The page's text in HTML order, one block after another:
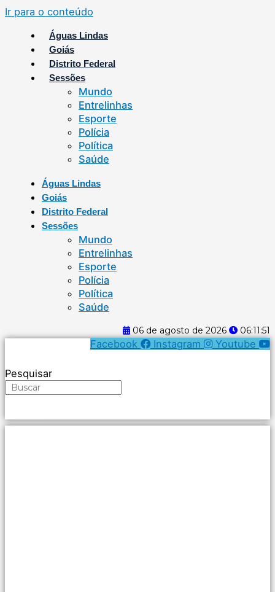
Ir para o conteúdo
Águas Lindas
Goiás
Distrito Federal
Sessões
Mundo
Entrelinhas
Esporte
Polícia
Política
Saúde
Águas Lindas
Goiás
Distrito Federal
Sessões
Mundo
Entrelinhas
Esporte
Polícia
Política
Saúde
06 de agosto de 2026 06:11:51
Facebook Instagram Youtube
Pesquisar